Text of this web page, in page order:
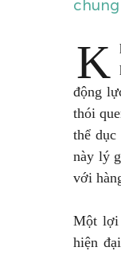
K
động
thói
thể
này lý
với
Một lợi
hiện